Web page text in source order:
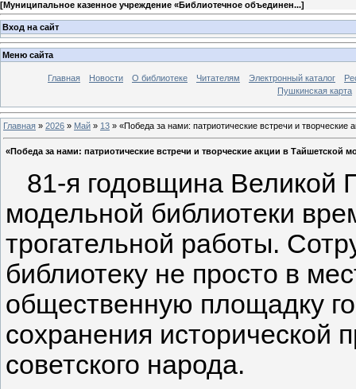
[Муниципальное казенное учреждение «Библиотечное объединен...]
Вход на сайт
Меню сайта
Главная Новости О библиотеке Читателям Электронный каталог
Пушкинская карта
Главная » 2026 » Май » 13 » «Победа за нами: патриотические встречи и творческие
«Победа за нами: патриотические встречи и творческие акции в Тайшетской
81-я годовщина Великой
модельной библиотеки
трогательной работы.
библиотеку не просто в
общественную площадку
сохранения исторической
советского народа.